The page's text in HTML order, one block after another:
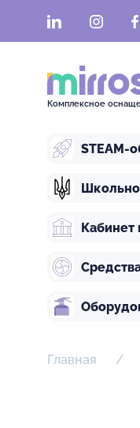
LinkedIn
Комплексное
STEAM-
Главная